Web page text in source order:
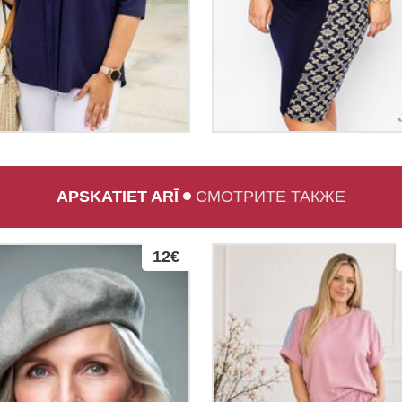
APSKATIET ARĪ СМОТРИТЕ ТАКЖЕ
12€